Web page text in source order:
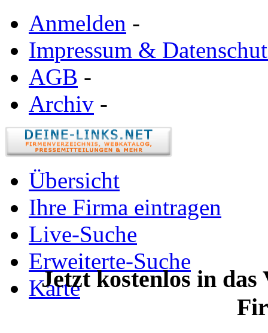
Anmelden -
Impressum &
AGB -
Archiv -
Übersicht
Ihre Firma eintragen
Live-Suche
Erweiterte-Suche
Karte
Jetzt kostenlos in